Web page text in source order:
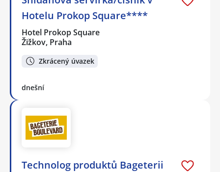
Hotelu Prokop Square****
Hotel Prokop Square
Žižkov, Praha
Zkrácený úvazek
dnešní
Technolog produktů Bageterii